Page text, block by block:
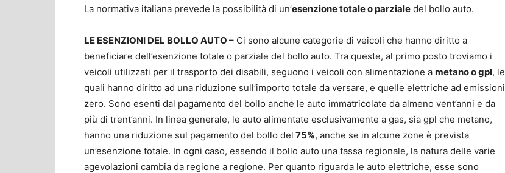
La normativa italiana prevede la possibilità di un’esenzione totale o parziale del bollo auto.
LE ESENZIONI DEL BOLLO AUTO – Ci sono alcune categorie di veicoli che hanno diritto a
beneficiare dell’esenzione totale o parziale del bollo auto. Tra queste, al primo posto troviamo i
veicoli utilizzati per il trasporto dei disabili, seguono i veicoli con alimentazione a metano o gpl, le
quali hanno diritto ad una riduzione sull’importo totale da versare, e quelle elettriche ad emissioni
zero. Sono esenti dal pagamento del bollo anche le auto immatricolate da almeno vent’anni e da
più di trent’anni. In linea generale, le auto alimentate esclusivamente a gas, sia gpl che metano,
hanno una riduzione sul pagamento del bollo del 75%, anche se in alcune zone è prevista
un’esenzione totale. In ogni caso, essendo il bollo auto una tassa regionale, la natura delle varie
agevolazioni cambia da regione a regione. Per quanto riguarda le auto elettriche, esse sono